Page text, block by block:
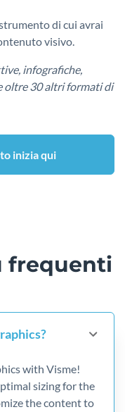
di cui avrai
visivo.
infografiche,
oltre 30 altri formati di
inizia qui
frequenti
with Visme!
sizing for the
the content to